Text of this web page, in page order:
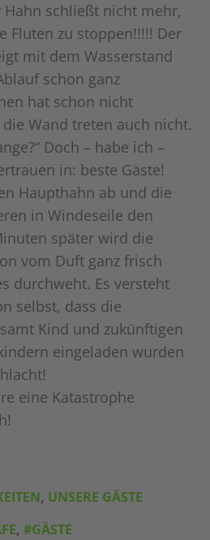
Hahn schließt nicht mehr,
Fluten zu stoppen!!!!! Der
mit dem Wasserstand
schon ganz
hat schon nicht
Wand treten auch nicht.
Doch – habe ich –
in: beste Gäste!
Haupthahn ab und die
in Windeseile den
später wird die
vom Duft ganz frisch
durchweht. Es versteht
selbst, dass die
Kind und zukünftigen
eingeladen wurden
eine Katastrophe
, UNSERE GÄSTE
, #GÄSTE